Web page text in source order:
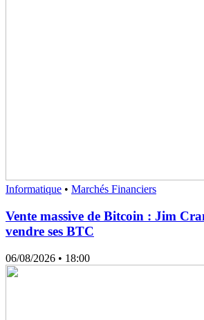
Informatique • Marchés Financiers
Vente massive de Bitcoin : Jim
vendre ses BTC
06/08/2026 • 18:00